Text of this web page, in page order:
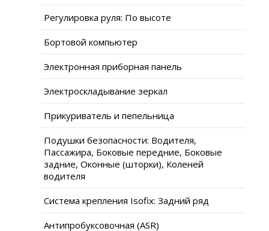
Регулировка руля: По высоте
Бортовой компьютер
Электронная приборная панель
Электроскладывание зеркал
Прикуриватель и пепельница
Подушки безопасности: Водителя,
Пассажира, Боковые передние, Боковые
задние, Оконные (шторки), Коленей
водителя
Система крепления Isofix: Задний ряд
Антипробуксовочная (ASR)